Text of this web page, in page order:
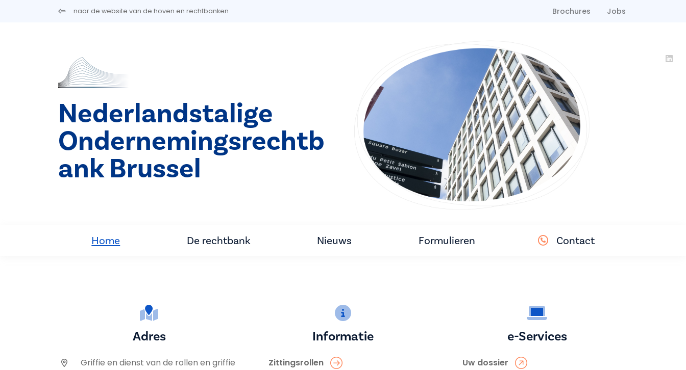
Overslaan en naar de inhoud gaannaar de website van de hoven en rechtbanken Brochures Jobs
Nederlandstalige
Ondernemingsrechtb
ank Brussel
Home De rechtbank Nieuws Formulieren Contact
Adres
Griffie en dienst van de rollen en griffie
Informatie
Zittingsrollen
e-Services
Uw dossier